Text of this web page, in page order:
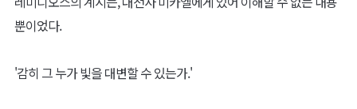
뿐이었다.
'감히 그 누가 빛을 대변할 수 있는가.'